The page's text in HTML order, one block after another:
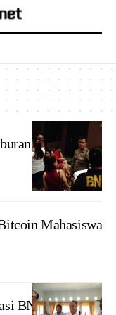
Ikut Cegah
Mahasiswa
BNNP Jateng